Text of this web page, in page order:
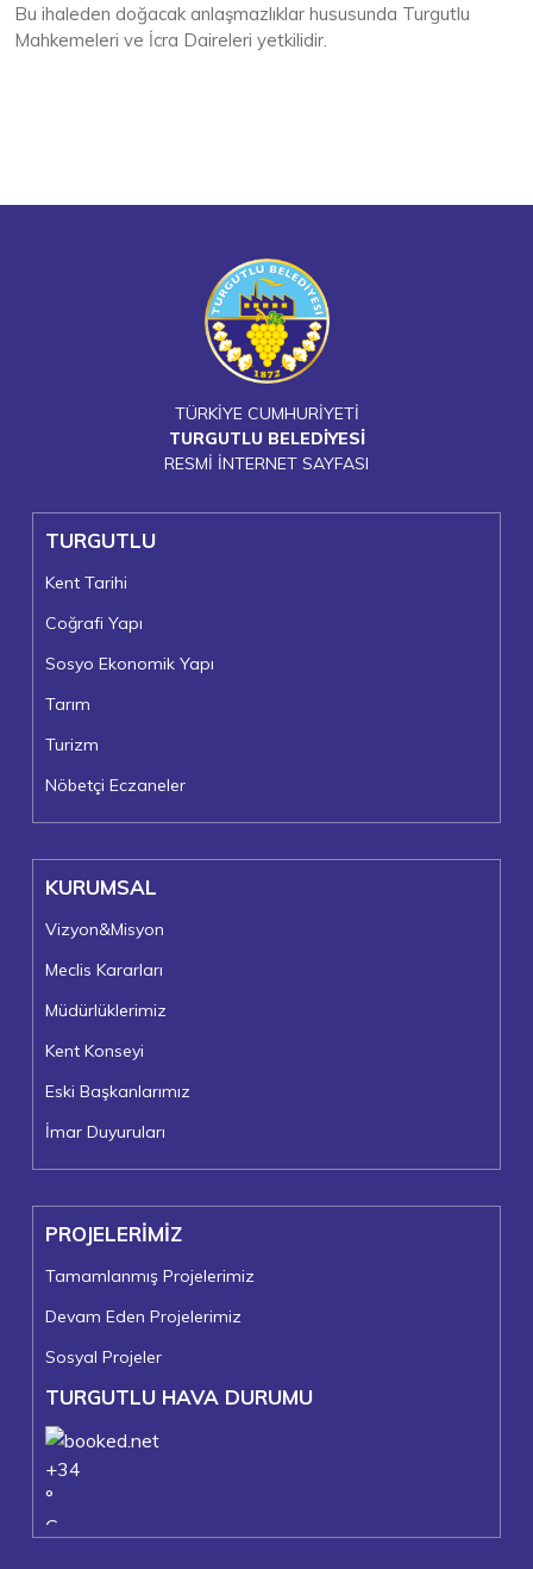
Bu ihaleden doğacak anlaşmazlıklar hususunda Turgutlu
Mahkemeleri ve İcra Daireleri yetkilidir.
TÜRKİYE CUMHURİYETİ
TURGUTLU BELEDİYESİ
RESMİ İNTERNET SAYFASI
TURGUTLU
Kent Tarihi
Coğrafi Yapı
Sosyo Ekonomik Yapı
Tarım
Turizm
Nöbetçi Eczaneler
KURUMSAL
Vizyon&Misyon
Meclis Kararları
Müdürlüklerimiz
Kent Konseyi
Eski Başkanlarımız
İmar Duyuruları
PROJELERİMİZ
Tamamlanmış Projelerimiz
Devam Eden Projelerimiz
Sosyal Projeler
TURGUTLU HAVA DURUMU
+34
°
C